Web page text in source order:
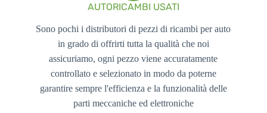
AUTORICAMBI USATI
Sono pochi i distributori di pezzi di ricambi per auto
in grado di offrirti tutta la qualità che noi
assicuriamo, ogni pezzo viene accuratamente
controllato e selezionato in modo da poterne
garantire sempre l'efficienza e la funzionalità delle
parti meccaniche ed elettroniche